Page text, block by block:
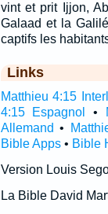
vint et prit Ijjon,
Galaad et la
captifs les
Links
Matthieu 4:15
4:15 Espagnol
•
Allemand •
Bible Apps• Bible
Version Louis
La Bible David